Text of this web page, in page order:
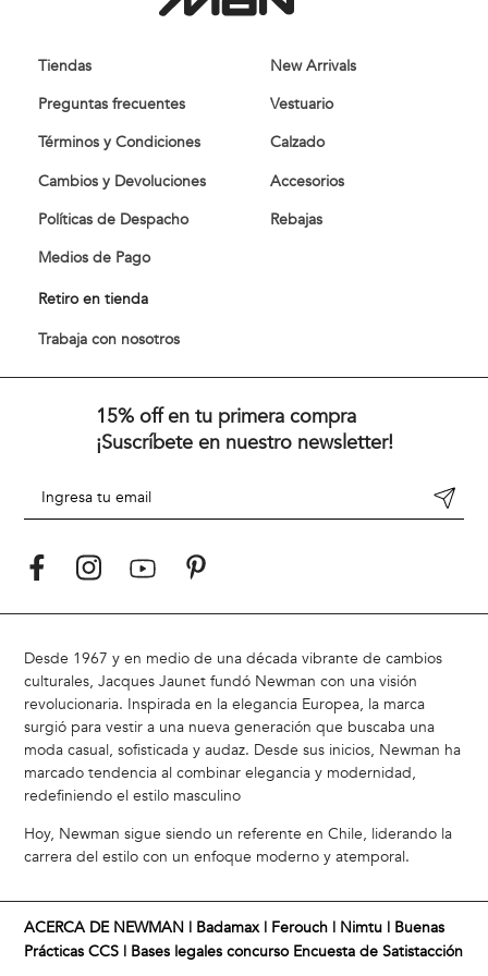
Tiendas
Preguntas frecuentes
Términos y Condiciones
Cambios y Devoluciones
Políticas de Despacho
Medios de Pago
Retiro en tienda
Trabaja con nosotros
New Arrivals
Vestuario
Calzado
Accesorios
Rebajas
15% off en tu primera compra
¡Suscríbete en nuestro newsletter!
Desde 1967 y en medio de una década vibrante de cambios
culturales, Jacques Jaunet fundó Newman con una visión
revolucionaria. Inspirada en la elegancia Europea, la marca
surgió para vestir a una nueva generación que buscaba una
moda casual, sofisticada y audaz. Desde sus inicios, Newman ha
marcado tendencia al combinar elegancia y modernidad,
redefiniendo el estilo masculino
Hoy, Newman sigue siendo un referente en Chile, liderando la
carrera del estilo con un enfoque moderno y atemporal.
ACERCA DE NEWMAN | Badamax| Ferouch | Nimtu | Buenas
Prácticas CCS | Bases legales concurso Encuesta de Satistacción